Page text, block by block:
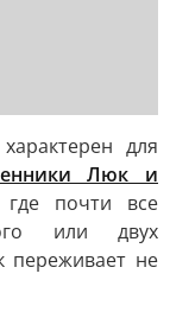
для
Люк и
почти все
или двух
переживает не